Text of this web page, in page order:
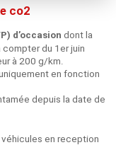
co2
d’occasion dont la
du 1er juin
à 200 g/km.
en fonction
depuis la date de
en reception